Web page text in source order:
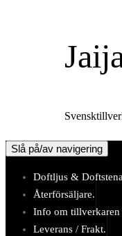
Slå på/av navigering
Doftljus &
Återförsäljare.
Info om
Leverans / Frakt.